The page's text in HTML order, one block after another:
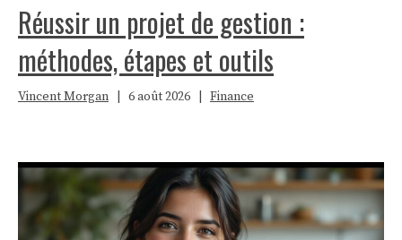
Réussir un projet de gestion :
méthodes, étapes et outils
Vincent Morgan 6 août 2026 Finance